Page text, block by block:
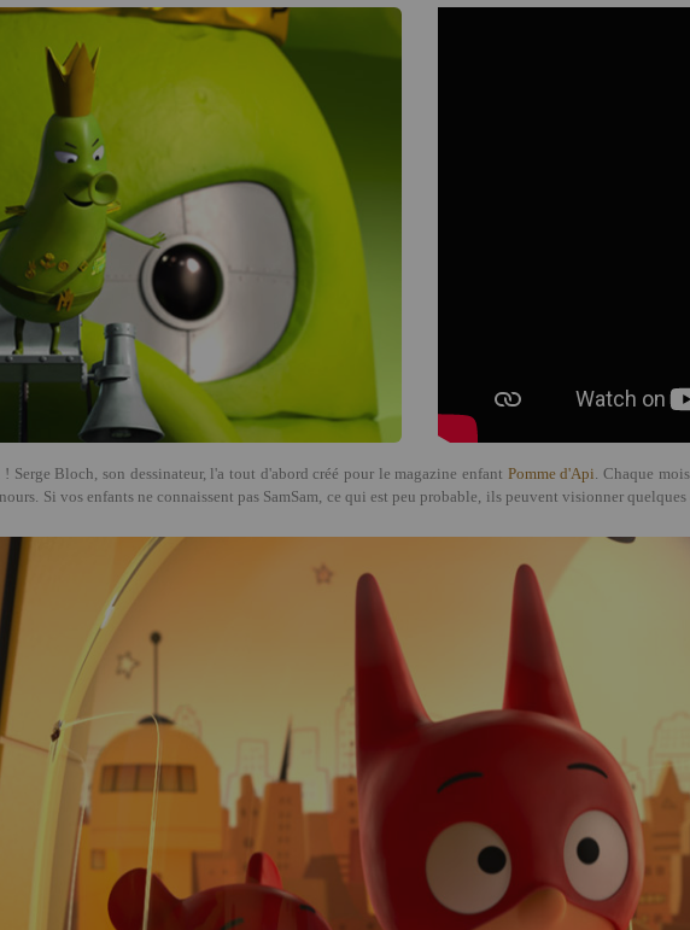
Serge Bloch, son dessinateur, l'a tout d'abord créé pour le magazine enfant Pomme d'Api . Chaque
Si vos enfants ne connaissent pas SamSam, ce qui est peu probable, ils peuvent visionner